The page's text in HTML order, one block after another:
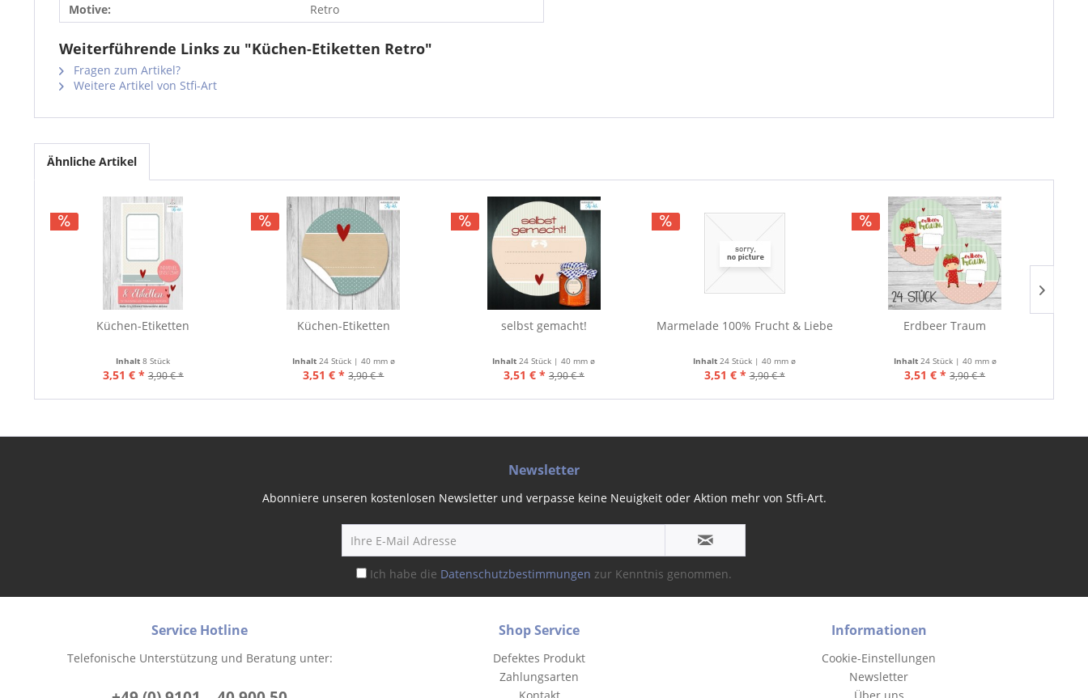
Motive:
Retro
Weiterführende Links zu "Küchen-Etiketten Retro"
Fragen zum Artikel?
Weitere Artikel von Stfi-Art
Ähnliche Artikel
Küchen-Etiketten
Inhalt8 Stück
3,51 € * 3,90 € *
Küchen-Etiketten
Inhalt 24 Stück | 40 mm ø
3,51 € * 3,90 € *
selbst gemacht!
Inhalt24 Stück | 40 mm ø
3,51 € * 3,90 € *
Marmelade 100% Frucht & Liebe
Inhalt24 Stück | 40 mm ø
3,51 € * 3,90 € *
Erdbeer Traum
Inhalt 24 Stück | 40 mm ø
3,51 € * 3,90 € *
Service Hotline
Telefonische Unterstützung und Beratung unter:
Shop Service
Defektes Produkt
Zahlungsarten
Informationen
Cookie-Einstellungen
Newsletter
Newsletter
Abonniere unseren kostenlosen Newsletter und verpasse keine Neuigkeit oder Aktion mehr von Stfi-Art.
Ich habe die Datenschutzbestimmungen zur Kenntnis genommen.